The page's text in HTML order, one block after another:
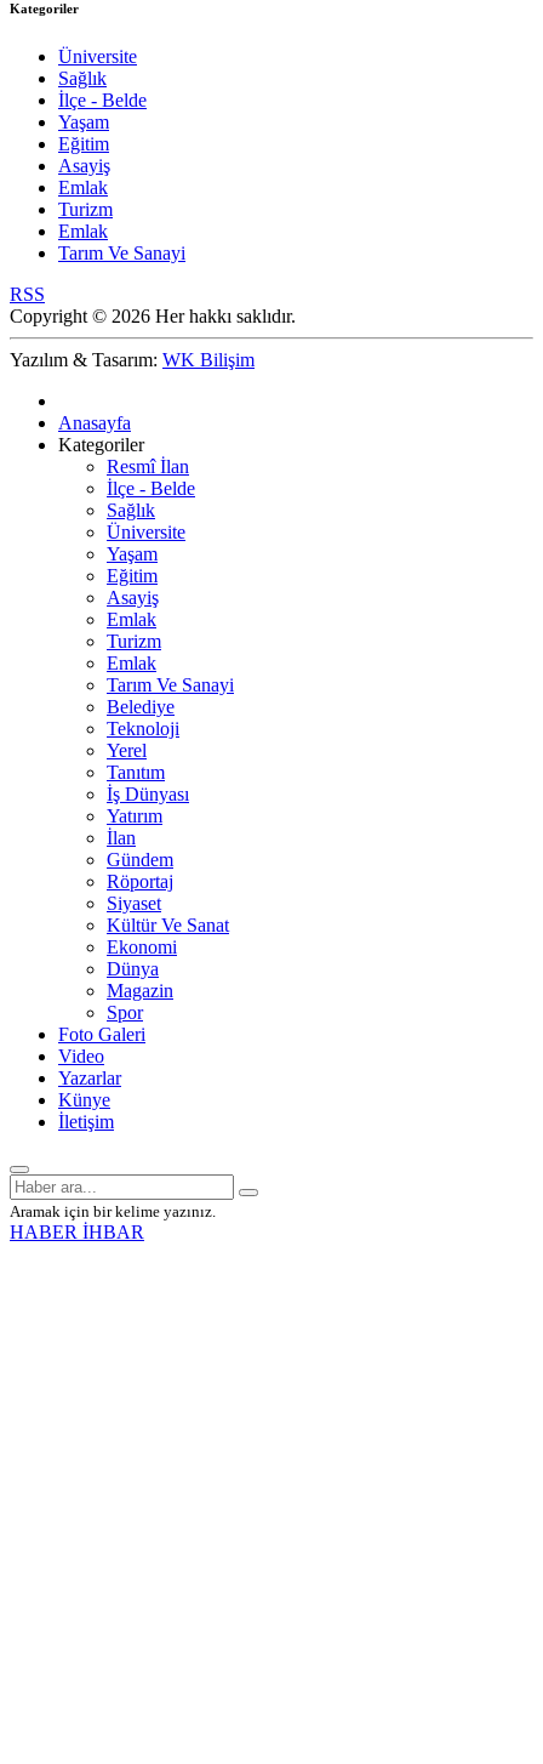
Kategoriler
Üniversite
Sağlık
İlçe - Belde
Yaşam
Eğitim
Asayiş
Emlak
Turizm
Emlak
Tarım Ve Sanayi
RSS
Copyright © 2026 Her hakkı saklıdır.
Yazılım & Tasarım: WK Bilişim
Anasayfa
Kategoriler
Resmî İlan
İlçe - Belde
Sağlık
Üniversite
Yaşam
Eğitim
Asayiş
Emlak
Turizm
Emlak
Tarım Ve Sanayi
Belediye
Teknoloji
Yerel
Tanıtım
İş Dünyası
Yatırım
İlan
Gündem
Röportaj
Siyaset
Kültür Ve Sanat
Ekonomi
Dünya
Magazin
Spor
Foto Galeri
Video
Yazarlar
Künye
İletişim
Aramak için bir kelime yazınız.
HABER İHBAR